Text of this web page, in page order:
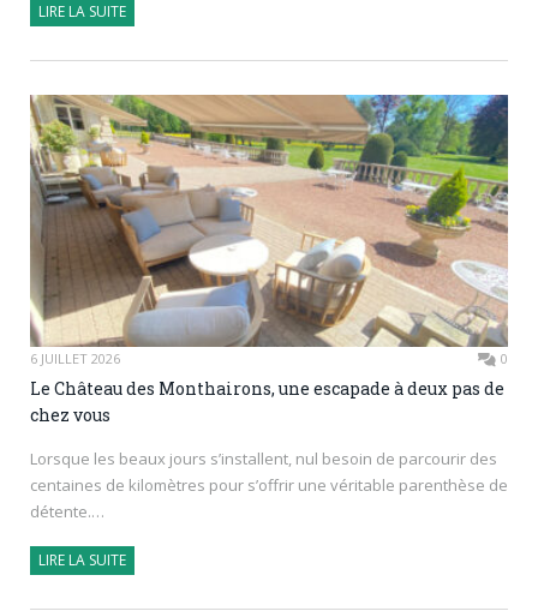
LIRE LA SUITE
6 JUILLET 2026 0
Le Château des Monthairons, une escapade à deux pas de
chez vous
Lorsque les beaux jours s’installent, nul besoin de parcourir des
centaines de kilomètres pour s’offrir une véritable parenthèse de
détente.…
LIRE LA SUITE